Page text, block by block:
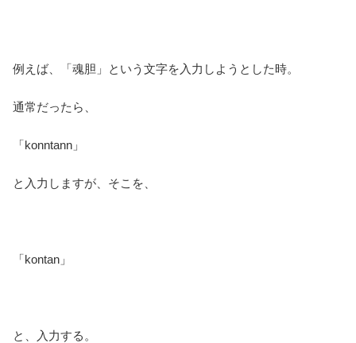
例えば、「魂胆」という文字を入力しようとした時。
通常だったら、
「konntann」
と入力しますが、そこを、
「kontan」
と、入力する。